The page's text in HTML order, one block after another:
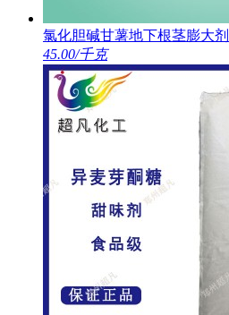
氯化胆碱甘薯地下根茎膨大
45.00/千克